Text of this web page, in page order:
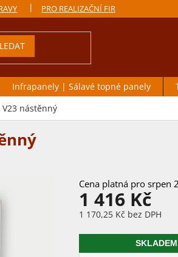
PRO REALIZAČNÍ FIRMY
Infrapanely | Sálavé topné panely
nástěnný
1 416 Kč
1 170,25 Kč bez DPH
Měrná
SKLADEM